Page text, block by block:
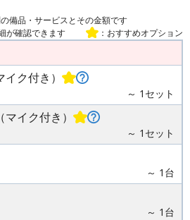
備品・サービスとその金額です
が確認できます ：おすすめオプション
ク付き）
～ 1セット
イク付き）
～ 1セット
～ 1台
～ 1台